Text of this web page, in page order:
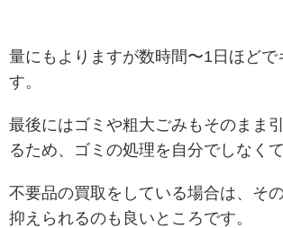
量にもよりますが数時間〜1日ほどで
す。
最後にはゴミや粗大ごみもそのまま
るため、ゴミの処理を自分でしなくて
不要品の買取をしている場合は、そ
抑えられるのも良いところです。